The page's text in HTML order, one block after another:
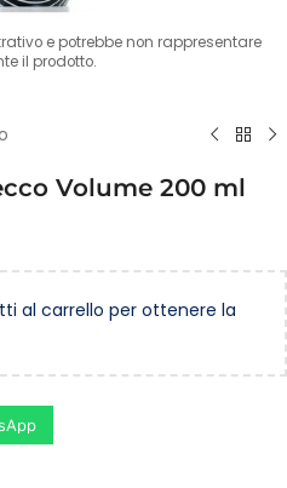
e potrebbe non rappresentare
il prodotto.
Volume 200 ml
al carrello per ottenere la